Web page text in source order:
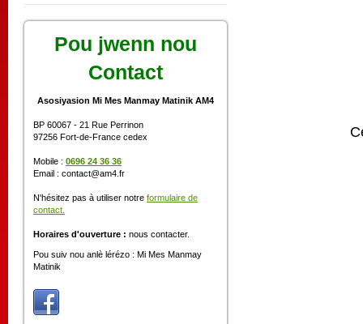
Pou jwenn nou
Contact
Asosiyasion Mi Mes Manmay Matinik AM4
BP 60067 - 21 Rue Perrinon
97256 Fort-de-France cedex
Mobile : 0696 24 36 36
Email : contact@am4.fr
N'hésitez pas à utiliser notre formulaire de
contact.
Horaires d'ouverture : nous contacter.
Pou suiv nou anlè lérézo : Mi Mes Manmay
Matinik